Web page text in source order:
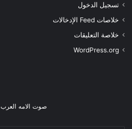
تسجيل الدخول
خلاصات Feed الإدخالات
خلاصة التعليقات
WordPress.org
صوت الامه العرب